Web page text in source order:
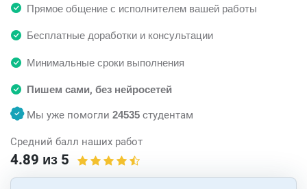
Прямое общение с исполнителем вашей работы
Бесплатные доработки и консультации
Минимальные сроки выполнения
Пишем сами, без нейросетей
Мы уже помогли 24535 студентам
Средний балл наших работ
4.89 из 5